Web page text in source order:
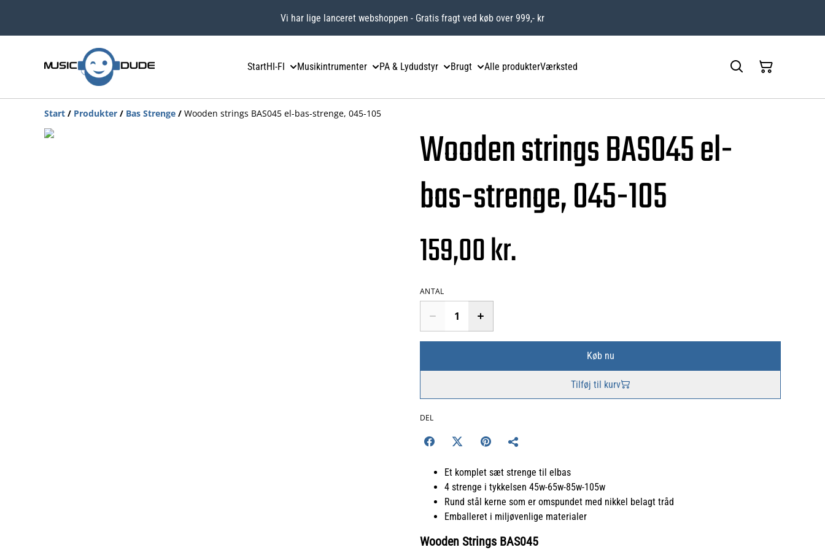
Vi har lige lanceret webshoppen - Gratis fragt ved køb over 999,- kr
StartHI-FI Musikintrumenter PA & Lydudstyr Brugt Alle produkterVærksted
Start / Produkter / Bas Strenge / Wooden strings BAS045 el-bas-strenge, 045-105
Wooden strings BAS045 el-
bas-strenge, 045-105
159,00 kr.
ANTAL
Køb nu
Tilføj til kurv
DEL
Et komplet sæt strenge til elbas
4 strenge i tykkelsen 45w-65w-85w-105w
Rund stål kerne som er omspundet med nikkel belagt tråd
Emballeret i miljøvenlige materialer
Wooden Strings BAS045